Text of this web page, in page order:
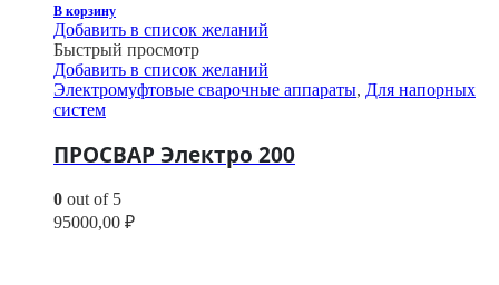
В корзину
Добавить в список желаний
Быстрый просмотр
Добавить в список желаний
Электромуфтовые сварочные аппараты, Для напорных
систем
ПРОСВАР Электро 200
0 out of 5
95000,00 ₽